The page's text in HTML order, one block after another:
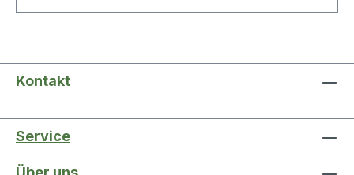
Kontakt
Service